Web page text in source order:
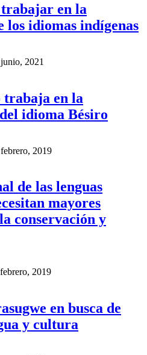
en la
los idiomas indígenas
2021
en la
idioma Bésiro
2019
de las lenguas
mayores
conservación y
2019
en busca de
y cultura